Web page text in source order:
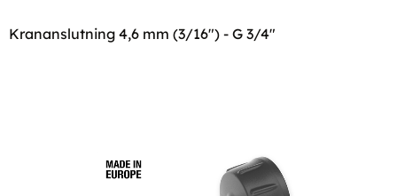
Krananslutning 4,6 mm (3/16") - G 3/4"